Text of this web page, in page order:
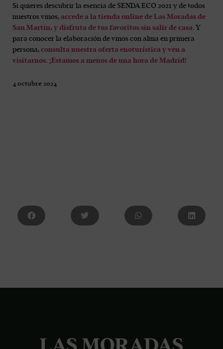
Si quieres descubrir la esencia de SENDA ECO 2021 y de todos
nuestros vinos, accede a la tienda online de Las Moradas de
San Martín, y disfruta de tus favoritos sin salir de casa. Y
para conocer la elaboración de vinos con alma en primera
persona, consulta nuestra oferta enoturística y ven a
visitarnos. ¡Estamos a menos de una hora de Madrid!
4 octubre 2024